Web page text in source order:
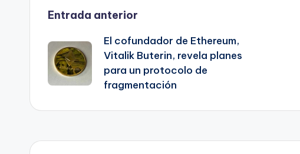
Navegación
de
entradas
Entrada anterior
El cofundador de Ethereum,
Vitalik Buterin, revela planes
para un protocolo de
fragmentación